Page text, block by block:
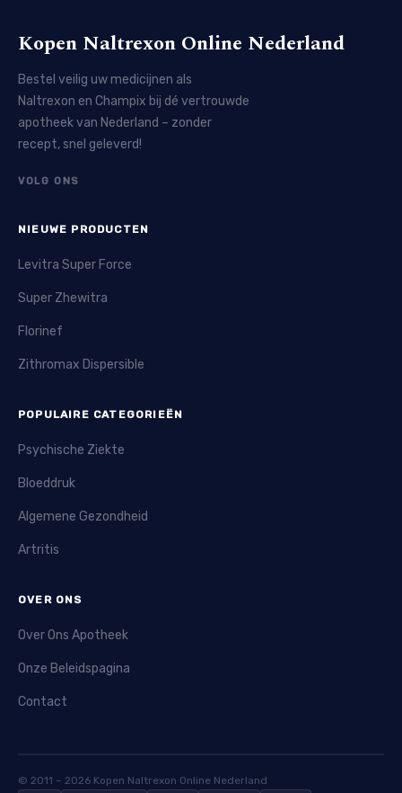
Kopen Naltrexon Online Nederland
Bestel veilig uw medicijnen als
Naltrexon en Champix bij dé vertrouwde
apotheek van Nederland – zonder
recept, snel geleverd!
VOLG ONS
NIEUWE PRODUCTEN
Levitra Super Force
Super Zhewitra
Florinef
Zithromax Dispersible
POPULAIRE CATEGORIEËN
Psychische Ziekte
Bloeddruk
Algemene Gezondheid
Artritis
OVER ONS
Over Ons Apotheek
Onze Beleidspagina
Contact
© 2011 – 2026 Kopen Naltrexon Online Nederland